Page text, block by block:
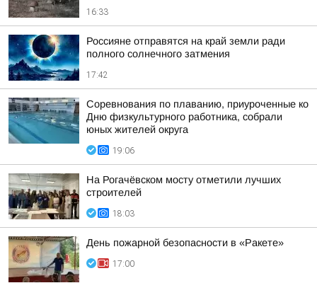
16:33
Россияне отправятся на край земли ради
полного солнечного затмения
17:42
Соревнования по плаванию, приуроченные ко
Дню физкультурного работника, собрали
юных жителей округа
19:06
На Рогачёвском мосту отметили лучших
строителей
18:03
День пожарной безопасности в «Ракете»
17:00